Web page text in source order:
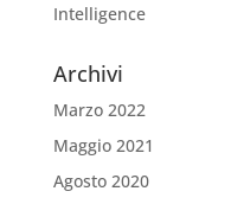
Intelligence
Archivi
Marzo 2022
Maggio 2021
Agosto 2020